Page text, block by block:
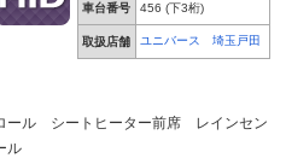
車台番号 456 (下3桁)
取扱店舗 ユニバース 埼玉戸田
ール シートヒーター前席 レインセン
ル